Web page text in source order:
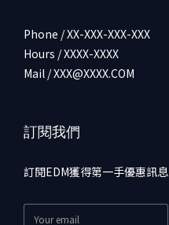
Phone / XX-XXX-XXX-XXX
Hours / XXXX-XXXX
Mail / XXX@XXXX.COM
訂閱我們
訂閱EDM獲得第一手優惠訊息